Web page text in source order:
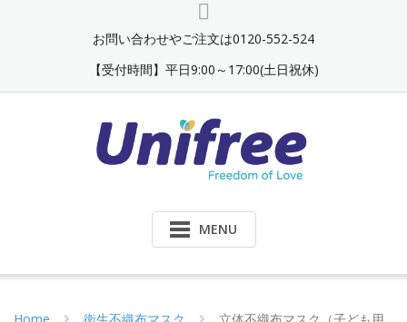
お問い合わせやご注文は0120-552-524
【受付時間】平日9:00～17:00(土日祝休)
MENU